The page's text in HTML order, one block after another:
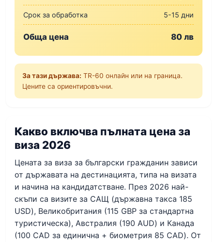
Срок за обработка 5-15 дни
Обща цена 80 лв
За тази държава: TR-60 онлайн или на граница.
Цените са ориентировъчни.
Какво включва пълната цена за
виза 2026
Цената за виза за български гражданин зависи
от държавата на дестинацията, типа на визата
и начина на кандидатстване. През 2026 най-
скъпи са визите за САЩ (държавна такса 185
USD), Великобритания (115 GBP за стандартна
туристическа), Австралия (190 AUD) и Канада
(100 CAD за единична + биометрия 85 CAD). От